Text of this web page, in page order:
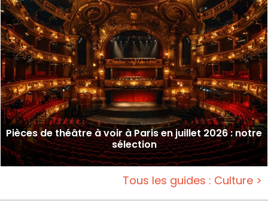
Pièces de théâtre à voir à Paris en juillet 2026 : notre
sélection
Tous les guides : Culture >